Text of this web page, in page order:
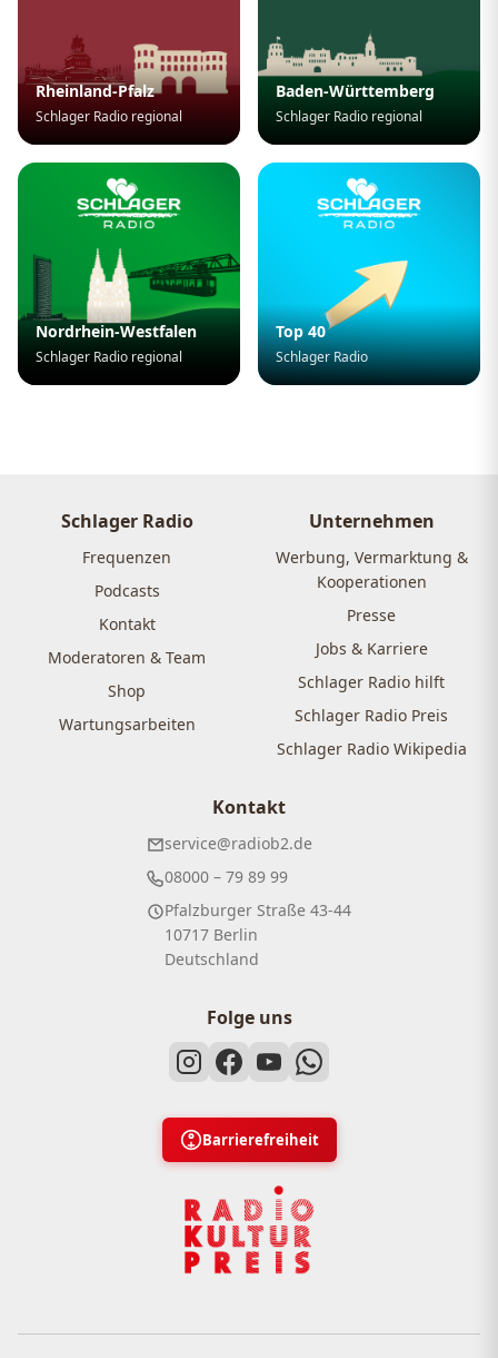
Rheinland-Pfalz
Schlager Radio regional
Baden-Württemberg
Schlager Radio regional
Nordrhein-Westfalen
Schlager Radio regional
Top 40
Schlager Radio
Schlager Radio
Frequenzen
Podcasts
Kontakt
Moderatoren & Team
Shop
Wartungsarbeiten
Unternehmen
Werbung, Vermarktung &
Kooperationen
Presse
Jobs & Karriere
Schlager Radio hilft
Schlager Radio Preis
Schlager Radio Wikipedia
Kontakt
service@radiob2.de
08000 – 79 89 99
Pfalzburger Straße 43-44
10717 Berlin
Deutschland
Folge uns
Barrierefreiheit